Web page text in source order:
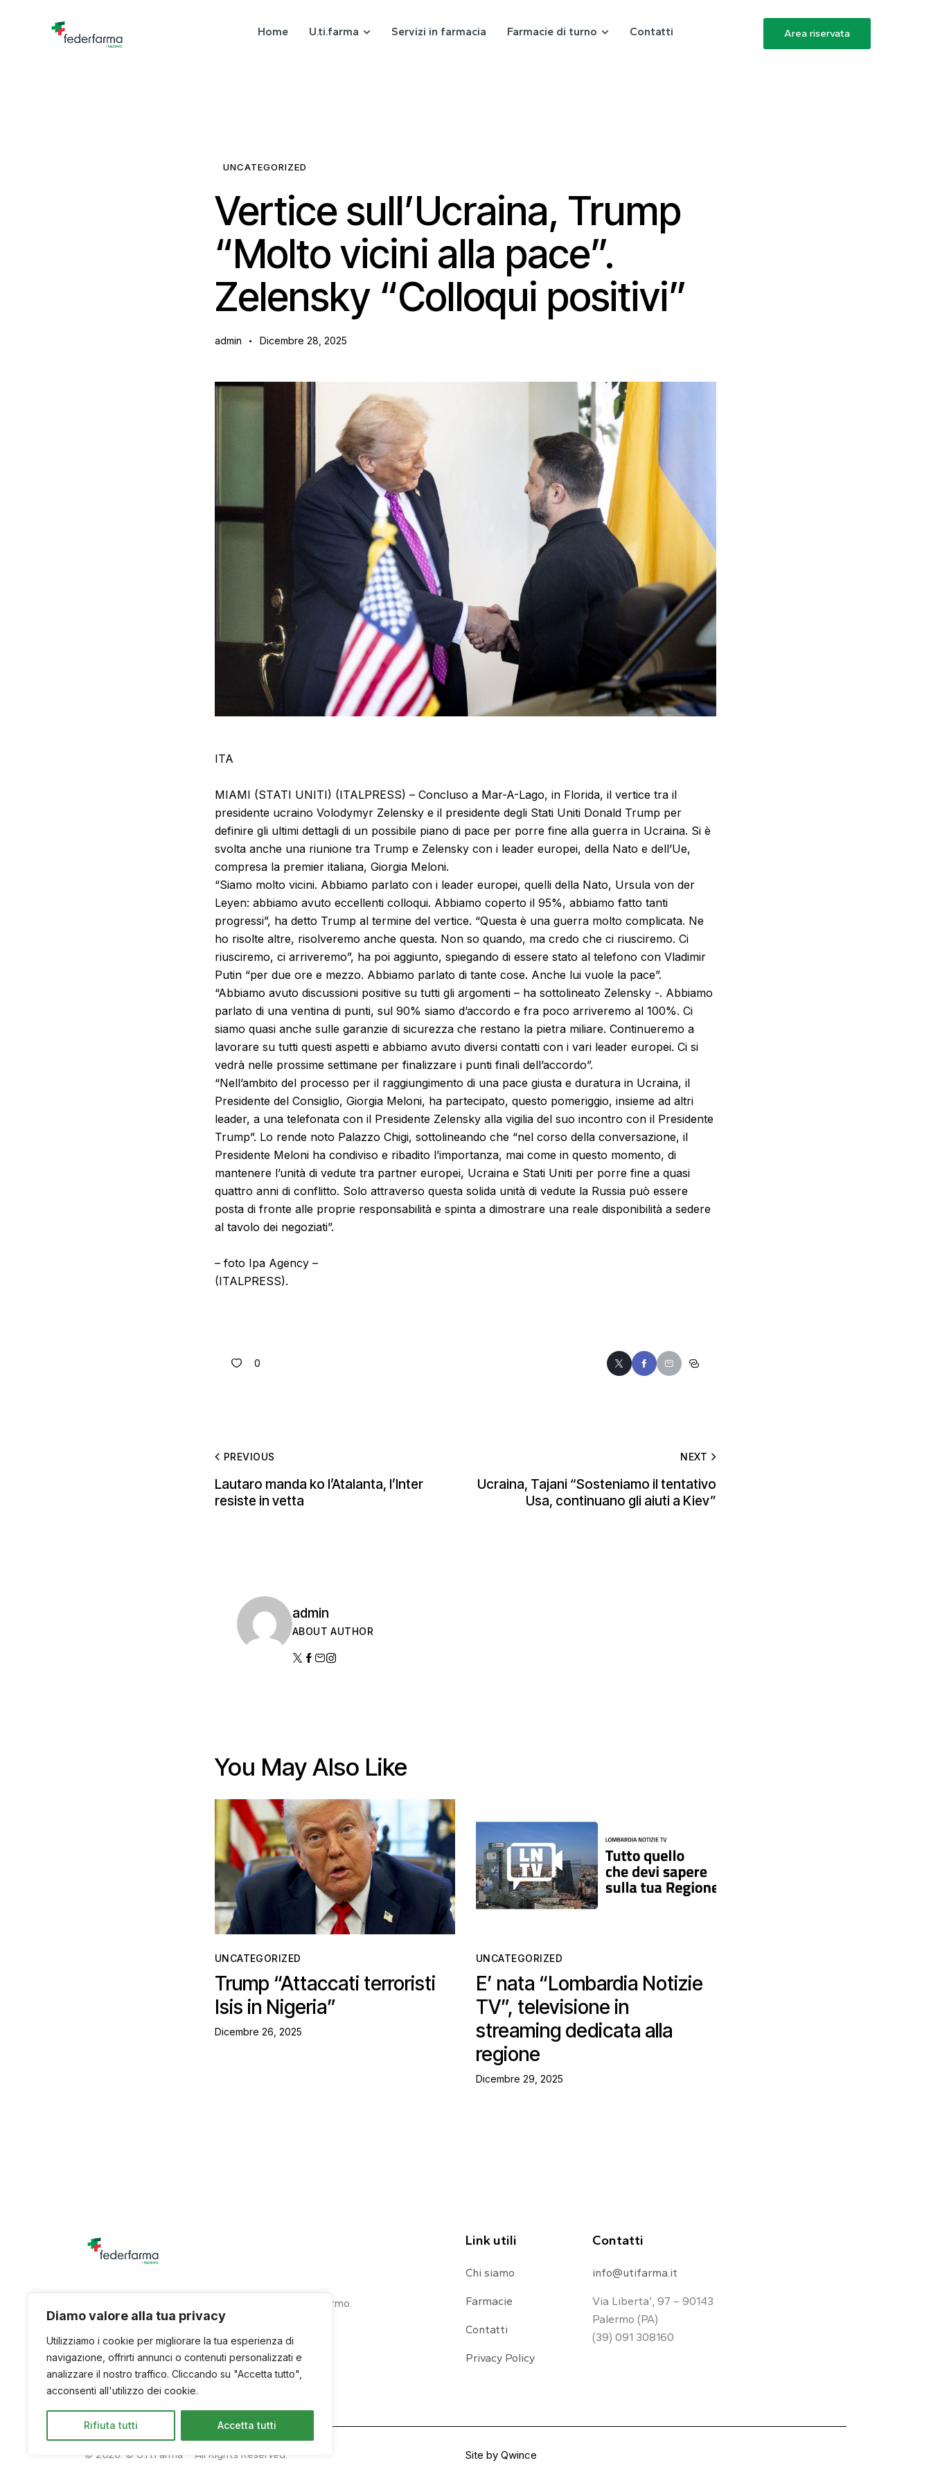
Diamo valore alla tua privacy
Utilizziamo i cookie per migliorare la tua esperienza di
navigazione, offrirti annunci o contenuti personalizzati e
analizzare il nostro traffico. Cliccando su "Accetta tutto",
acconsenti all'utilizzo dei cookie.
Rifiuta tutti Accetta tutti
Home U.ti.farma Servizi in farmacia Farmacie di turno Contatti Area riservata
UNCATEGORIZED
Vertice sull’Ucraina, Trump
“Molto vicini alla pace”.
Zelensky “Colloqui positivi”
admin Dicembre 28, 2025
ITA
MIAMI (STATI UNITI) (ITALPRESS) – Concluso a Mar-A-Lago, in Florida, il vertice tra il
presidente ucraino Volodymyr Zelensky e il presidente degli Stati Uniti Donald Trump per
definire gli ultimi dettagli di un possibile piano di pace per porre fine alla guerra in Ucraina. Si è
svolta anche una riunione tra Trump e Zelensky con i leader europei, della Nato e dell’Ue,
compresa la premier italiana, Giorgia Meloni.
“Siamo molto vicini. Abbiamo parlato con i leader europei, quelli della Nato, Ursula von der
Leyen: abbiamo avuto eccellenti colloqui. Abbiamo coperto il 95%, abbiamo fatto tanti
progressi”, ha detto Trump al termine del vertice. “Questa è una guerra molto complicata. Ne
ho risolte altre, risolveremo anche questa. Non so quando, ma credo che ci riusciremo. Ci
riusciremo, ci arriveremo”, ha poi aggiunto, spiegando di essere stato al telefono con Vladimir
Putin “per due ore e mezzo. Abbiamo parlato di tante cose. Anche lui vuole la pace”.
“Abbiamo avuto discussioni positive su tutti gli argomenti – ha sottolineato Zelensky -. Abbiamo
parlato di una ventina di punti, sul 90% siamo d’accordo e fra poco arriveremo al 100%. Ci
siamo quasi anche sulle garanzie di sicurezza che restano la pietra miliare. Continueremo a
lavorare su tutti questi aspetti e abbiamo avuto diversi contatti con i vari leader europei. Ci si
vedrà nelle prossime settimane per finalizzare i punti finali dell’accordo”.
“Nell’ambito del processo per il raggiungimento di una pace giusta e duratura in Ucraina, il
Presidente del Consiglio, Giorgia Meloni, ha partecipato, questo pomeriggio, insieme ad altri
leader, a una telefonata con il Presidente Zelensky alla vigilia del suo incontro con il Presidente
Trump”. Lo rende noto Palazzo Chigi, sottolineando che “nel corso della conversazione, il
Presidente Meloni ha condiviso e ribadito l’importanza, mai come in questo momento, di
mantenere l’unità di vedute tra partner europei, Ucraina e Stati Uniti per porre fine a quasi
quattro anni di conflitto. Solo attraverso questa solida unità di vedute la Russia può essere
posta di fronte alle proprie responsabilità e spinta a dimostrare una reale disponibilità a sedere
al tavolo dei negoziati”.
– foto Ipa Agency –
(ITALPRESS).
0
PREVIOUS
Lautaro manda ko l’Atalanta, l’Inter
resiste in vetta
NEXT
Ucraina, Tajani “Sosteniamo il tentativo
Usa, continuano gli aiuti a Kiev”
admin
ABOUT AUTHOR
You May Also Like
UNCATEGORIZED
Trump “Attaccati terroristi
Isis in Nigeria”
Dicembre 26, 2025
UNCATEGORIZED
E’ nata “Lombardia Notizie
TV”, televisione in
streaming dedicata alla
regione
Dicembre 29, 2025
Unione titolari di farmacia della provincia di Palermo.
Link utili
Chi siamo
Farmacie
Contatti
Privacy Policy
Contatti
info@utifarma.it
Via Liberta’, 97 – 90143
Palermo (PA)
(39) 091 308160
© 2026. © U.Ti.Farma – All Rights Reserved. Site by Qwince